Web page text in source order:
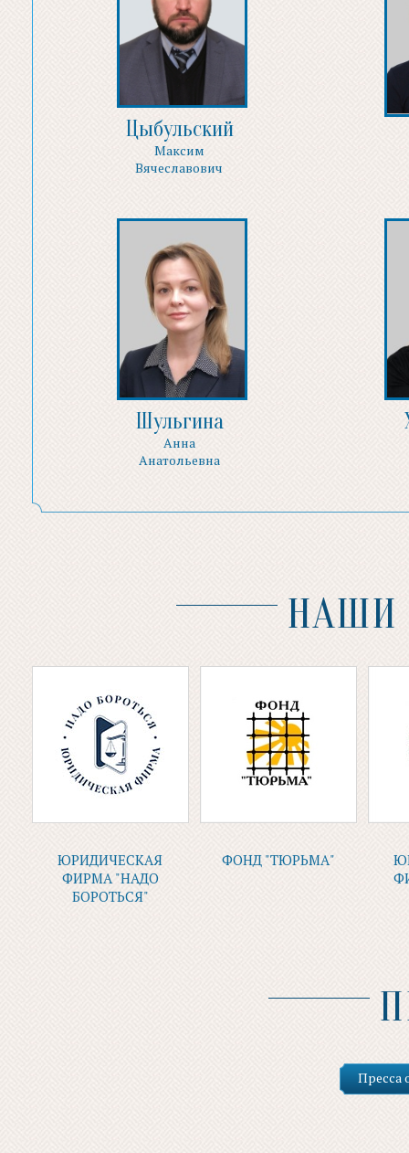
Цыбульский
Максим
Вячеславович
Шульгина
Анна
Анатольевна
НАШИ
ЮРИДИЧЕСКАЯ
ФИРМА "НАДО
БОРОТЬСЯ"
ФОНД "ТЮРЬМА"
Пресса